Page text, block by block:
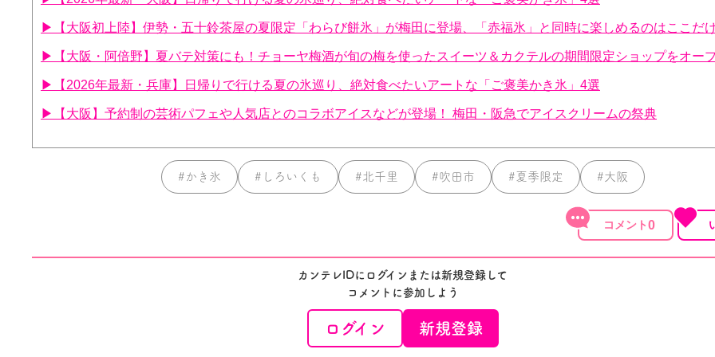
▶【大阪初上陸】伊勢・五十鈴茶屋の夏限定「わらび餅氷」が梅田に登場、「赤福氷」と同時に楽しめるのはここだ
▶【大阪・阿倍野】夏バテ対策にも！チョーヤ梅酒が旬の梅を使ったスイーツ＆カクテルの期間限定ショップをオー
▶【2026年最新・兵庫】日帰りで行ける夏の氷巡り、絶対食べたいアートな「ご褒美かき氷」4選
▶【大阪】予約制の芸術パフェや人気店とのコラボアイスなどが登場！ 梅田・阪急でアイスクリームの祭典
#かき氷 #しろいくも #北千里 #吹田市 #夏季限定 #大阪
0
カンテレIDにログインまたは新規登録して
コメントに参加しよう
ログイン 新規登録